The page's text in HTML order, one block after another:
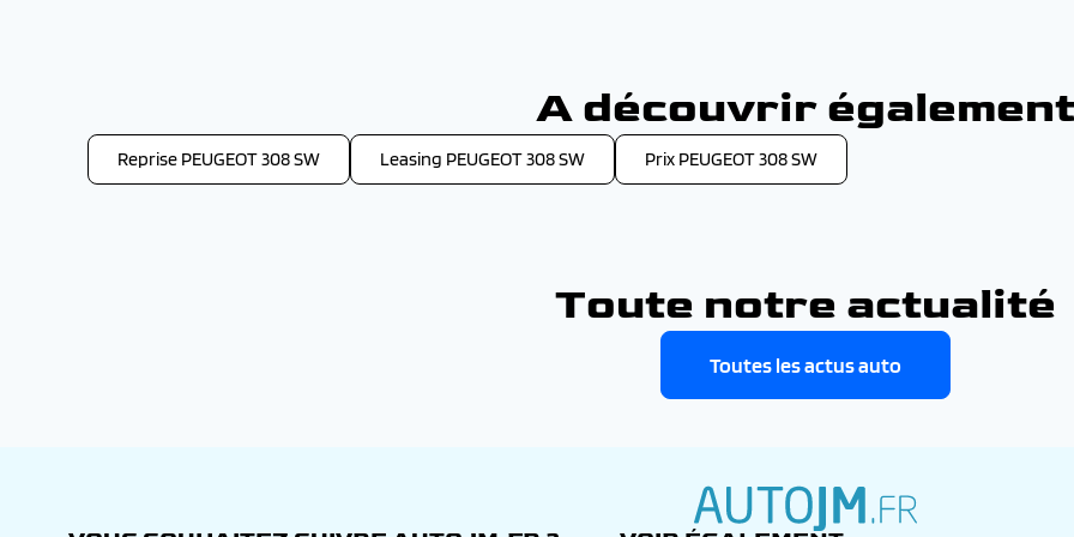
A découvrir également
Reprise PEUGEOT 308 SW Leasing PEUGEOT 308 SW Prix PEUGEOT 308 SW
Toute notre actualité
Toutes les actus auto